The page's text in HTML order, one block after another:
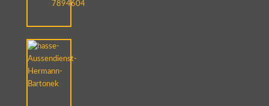
7894604